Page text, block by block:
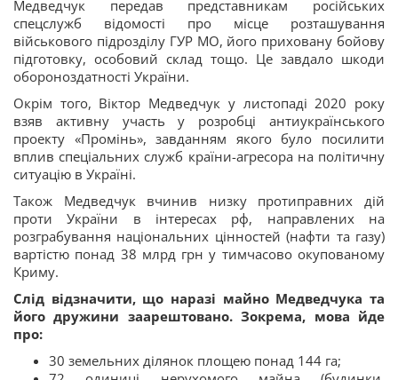
Медведчук передав представникам російських
спецслужб відомості про місце розташування
військового підрозділу ГУР МО, його приховану бойову
підготовку, особовий склад тощо. Це завдало шкоди
обороноздатності України.
Окрім того, Віктор Медведчук у листопаді 2020 року
взяв активну участь у розробці антиукраїнського
проекту «Промінь», завданням якого було посилити
вплив спеціальних служб країни-агресора на політичну
ситуацію в Україні.
Також Медведчук вчинив низку протиправних дій
проти України в інтересах рф, направлених на
розграбування національних цінностей (нафти та газу)
вартістю понад 38 млрд грн у тимчасово окупованому
Криму.
Слід відзначити, що наразі майно Медведчука та
його дружини заарештовано. Зокрема, мова йде
про:
30 земельних ділянок площею понад 144 га;